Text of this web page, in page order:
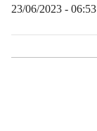
23/06/2023 - 06:53